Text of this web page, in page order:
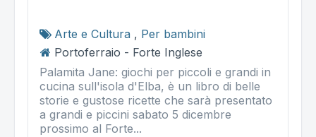
Arte e Cultura , Per bambini
Portoferraio - Forte Inglese
Palamita Jane: giochi per piccoli e grandi in
cucina sull'isola d'Elba, è un libro di belle
storie e gustose ricette che sarà presentato
a grandi e piccini sabato 5 dicembre
prossimo al Forte...